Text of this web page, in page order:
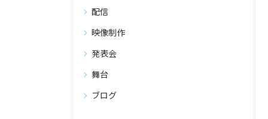
配信
映像制作
発表会
舞台
ブログ